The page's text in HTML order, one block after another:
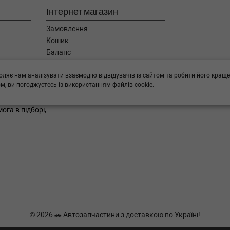
02-01) (Тип: Дизель, Об'єм:
02-01) (Тип: Дизель, Об'єм:
01) (Тип: Дизель, Об'єм:
01) (Тип: Дизель, Об'єм:
Інтернет магазин
Замовлення
Кошик
Баланс
Бренди
в підборі,
© 2026 🚗 Автозапчастини з доставкою по Україні!
нам аналізувати взаємодію відвідувачів із сайтом та робити його
ви погоджуєтесь із використанням файлів cookie.